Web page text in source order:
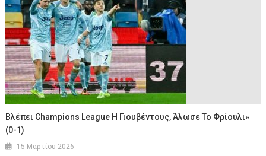
Βλέπει Champions League Η Γιουβέντους, Άλωσε Το Φρίουλι»
(0-1)
15 Μαρτίου 2026